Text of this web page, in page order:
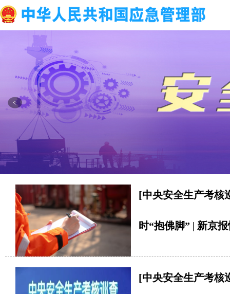
[中央安全生产考核
时“抱佛脚” | 新京
[中央安全生产考核